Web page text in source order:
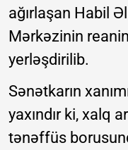
ağırlaşan Habil
Mərkəzinin
yerləşdirilib.
Sənətkarın
yaxındır ki, xalq
tənəffüs